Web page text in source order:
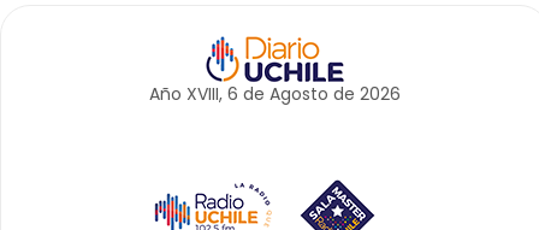
Año XVIII, 6 de Agosto de 2026